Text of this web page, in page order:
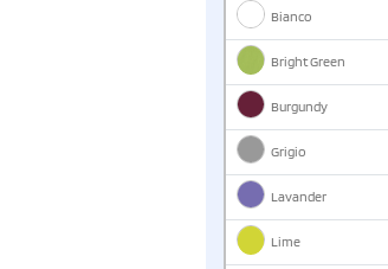
Bianco
Bright Green
Burgundy
Grigio
Lavander
Lime